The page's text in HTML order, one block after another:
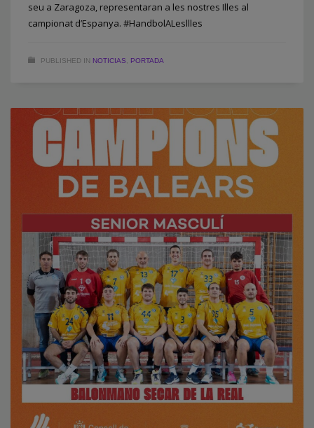
seu a Zaragoza, representaran a les nostres Illes al
campionat d’Espanya. #HandbolALesllles
PUBLISHED IN NOTICIAS PORTADA